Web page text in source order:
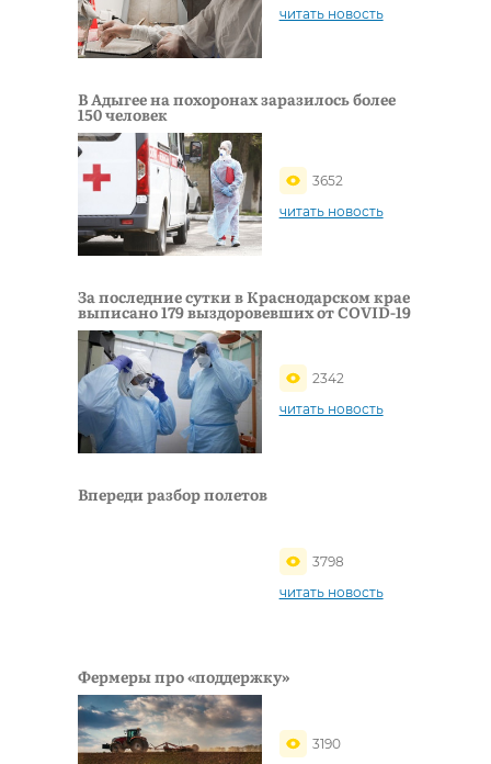
читать новость
В Адыгее на похоронах заразилось более
150 человек
3652
читать новость
За последние сутки в Краснодарском крае
выписано 179 выздоровевших от COVID-19
2342
читать новость
Впереди разбор полетов
3798
читать новость
Фермеры про «поддержку»
3190